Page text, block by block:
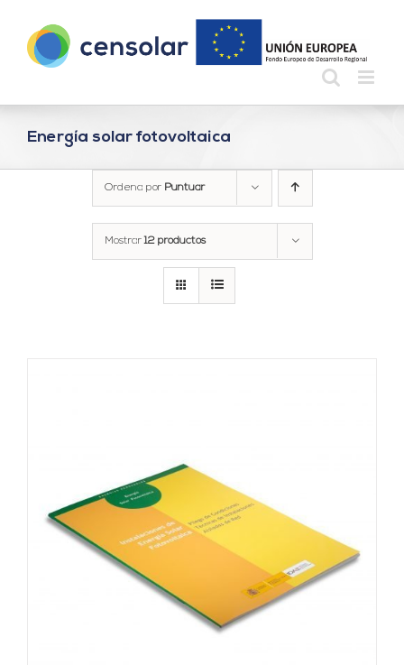
contenido
Energía solar fotovoltaica
Ordena por Puntuar
Mostrar12 productos